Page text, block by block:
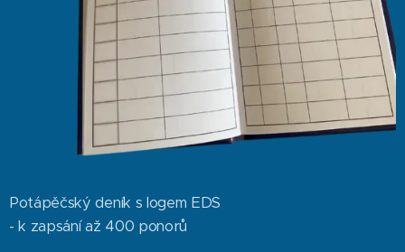
Potápěčský deník s logem EDS
- k zapsání až 400 ponorů